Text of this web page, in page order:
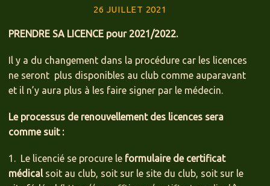
26 JUILLET 2021
PRENDRE SA LICENCE pour 2021/2022.
Il y a du changement dans la procédure car les licences
ne seront plus disponibles au club comme auparavant
et il n’y aura plus à les faire signer par le médecin.
Le processus de renouvellement des licences sera
comme suit :
1. Le licencié se procure le formulaire de certificat
médicalsoit au club, soit sur le site du club, soit sur le